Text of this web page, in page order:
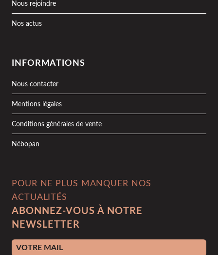
Nous rejoindre
Nos actus
INFORMATIONS
Nous contacter
Mentions légales
Conditions générales de vente
Nébopan
POUR NE PLUS MANQUER NOS
ACTUALITÉS
ABONNEZ-VOUS À NOTRE
NEWSLETTER
Adresse e-mail